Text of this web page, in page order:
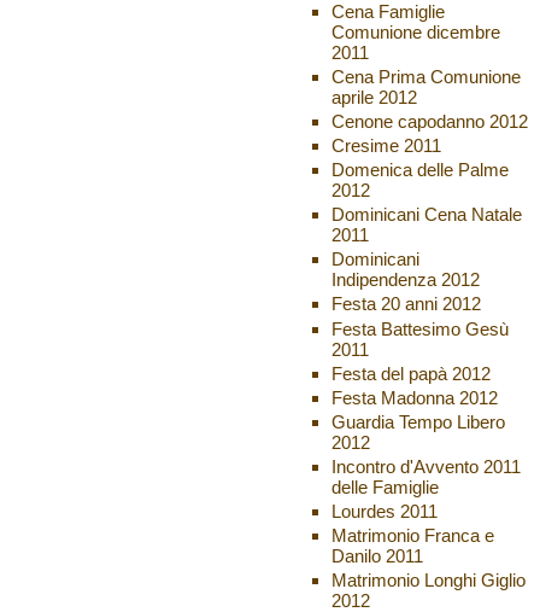
Cena Famiglie
Comunione dicembre
2011
Cena Prima Comunione
aprile 2012
Cenone capodanno 2012
Cresime 2011
Domenica delle Palme
2012
Dominicani Cena Natale
2011
Dominicani
Indipendenza 2012
Festa 20 anni 2012
Festa Battesimo Gesù
2011
Festa del papà 2012
Festa Madonna 2012
Guardia Tempo Libero
2012
Incontro d'Avvento 2011
delle Famiglie
Lourdes 2011
Matrimonio Franca e
Danilo 2011
Matrimonio Longhi Giglio
2012